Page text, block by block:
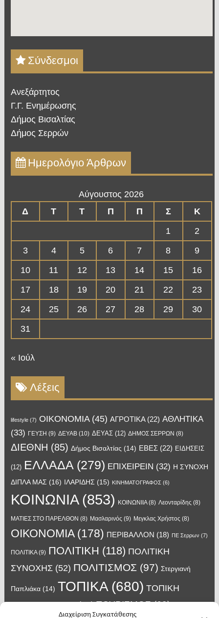
Διαχείριση Συγκατάθεσης
Σύνδεσμοι
Ανεξάρτητος
Γ.Γ. Ενημέρωσης
Δήμος Βισαλτίας
Δήμος Σερρών
Ημερολόγιο Άρθρων
Αύγουστος 2026
Δ
Τ Τ Π Π Σ
Κ
1
2
3
4 5 6 7 8
9
10
11 12 13 14 15
16
17
18 19 20 21 22
23
24
25 26 27 28 29
30
31
« Ιούλ
Λέξεις
lifestyle(7) OIKONOMIA(45) ΑΓΡΟΤΙΚΑ(22) ΑΘΛΗΤΙΚΑ
(33) ΓΕΥΣΗ (9) ΔΕΥΑΒ(10) ΔΕΥΑΣ(12) ΔΗΜΟΣ ΣΕΡΡΩΝ (8)
ΔΙΕΘΝΗ (85) Δήμος Βισαλτίας (14) ΕΒΕΣ(22) ΕΙΔΗΣΕΙΣ
(12) ΕΛΛΑΔΑ(279) ΕΠΙΧΕΙΡΕΙΝ (32) Η ΣΥΝΟΧΗ
ΔΙΠΛΑ ΜΑΣ (16) ΙΛΑΡΙΔΗΣ (15) ΚΙΝΗΜΑΤΟΓΡΑΦΟΣ (6)
ΚΟΙΝΩΝΙΑ(853) ΚΟΙΝΩΝΙΙΑ(8) Λεονταρίδης (8)
ΜΑΤΙΕΣ ΣΤΟ ΠΑΡΕΛΘΟΝ (8) Μασλαρινός (9) Μεγκλας Χρήστος (8)
ΟΙΚΟΝΟΜΙΑ(178) ΠΕΡΙΒΑΛΛΟΝ (18) ΠΕ Σερρων (7)
ΠΟΛΙΤΙΚΑ(9) ΠΟΛΙΤΙΚΗ (118) ΠΟΛΙΤΙΚΗ
ΣΥΝΟΧΗΣ(52) ΠΟΛΙΤΙΣΜΟΣ (97) Στεργιανή
Παπλιάκα(14) ΤΟΠΙΚΑ(680) ΤΟΠΙΚΗ
ΑΥΤΟΔΙΟΙΚΗΣΗ(45) ΤΟΥΡΙΣΜΟΣ(63)